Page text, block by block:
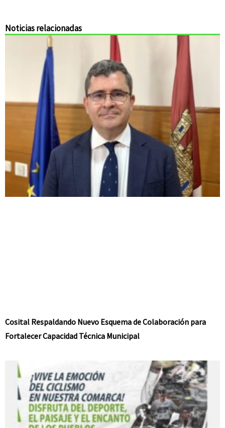
Noticias relacionadas
Cosital Respaldando Nuevo Esquema de Colaboración para
Fortalecer Capacidad Técnica Municipal